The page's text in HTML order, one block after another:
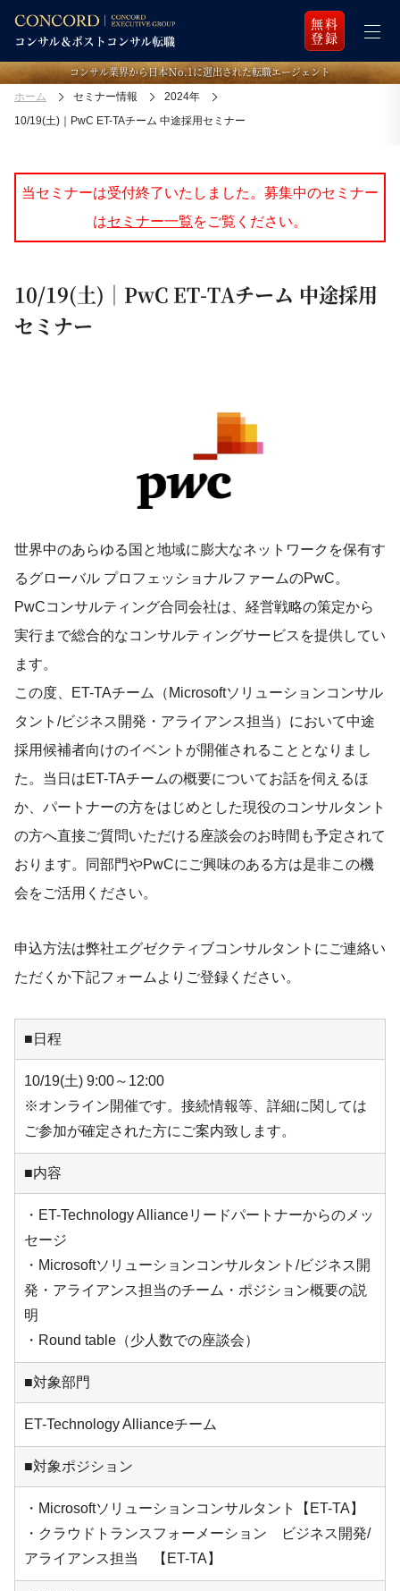
無料
登録
コンサル業界から日本Ｎo.1に選出された転職エージェント
ホーム セミナー情報
2024年
10/19(土)｜PwC ET-TAチーム 中途採用セミナー
当セミナーは受付終了いたしました。募集中のセミナー
はセミナー一覧をご覧ください。
10/19(土)｜PwC ET-TAチーム 中途採用
セミナー
世界中のあらゆる国と地域に膨大なネットワークを保有す
るグローバル プロフェッショナルファームのPwC。
PwCコンサルティング合同会社は、経営戦略の策定から
実行まで総合的なコンサルティングサービスを提供してい
ます。
この度、ET-TAチーム（Microsoftソリューションコンサル
タント/ビジネス開発・アライアンス担当）において中途
採用候補者向けのイベントが開催されることとなりまし
た。当日はET-TAチームの概要についてお話を伺えるほ
か、パートナーの方をはじめとした現役のコンサルタント
の方へ直接ご質問いただける座談会のお時間も予定されて
おります。同部門やPwCにご興味のある方は是非この機
会をご活用ください。
申込方法は弊社エグゼクティブコンサルタントにご連絡い
ただくか下記フォームよりご登録ください。
■日程
10/19(土) 9:00～12:00
※オンライン開催です。接続情報等、詳細に関しては
ご参加が確定された方にご案内致します。
■内容
・ET-Technology Allianceリードパートナーからのメッ
セージ
・Microsoftソリューションコンサルタント/ビジネス開
発・アライアンス担当のチーム・ポジション概要の説
明
・Round table（少人数での座談会）
■対象部門
ET-Technology Allianceチーム
■対象ポジション
・Microsoftソリューションコンサルタント【ET-TA】
・クラウドトランスフォーメーション ビジネス開発/
アライアンス担当 【ET-TA】